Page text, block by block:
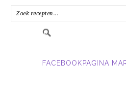
in.....
FACEBOOKPAGINA